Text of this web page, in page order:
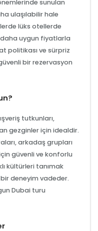
sunulan
ulaşılabilir hale
lüks otellerde
uygun fiyatlarla
politikası ve sürpriz
bir rezervasyon
tutkunları,
gezginler için idealdir.
arkadaş grupları
güvenli ve konforlu
kültürleri tanımak
deneyim vadeder.
Dubai turu